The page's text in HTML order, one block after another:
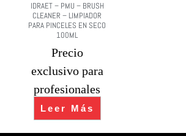
IDRAET – PMU – BRUSH
CLEANER – LIMPIADOR
PARA PINCELES EN SECO
100ML
Precio
exclusivo para
profesionales
Leer Más